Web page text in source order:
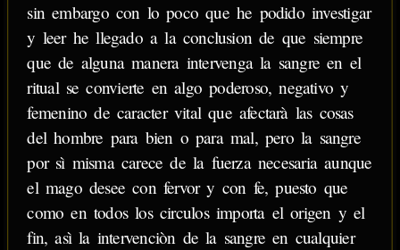
sin embargo con lo poco que he podido investigar
y leer he llegado a la conclusion de que siempre
que de alguna manera intervenga la sangre en el
ritual se convierte en algo poderoso, negativo y
femenino de caracter vital que afectarà las cosas
del hombre para bien o para mal, pero la sangre
por sì misma carece de la fuerza necesaria aunque
el mago desee con fervor y con fe, puesto que
como en todos los circulos importa el origen y el
fin, asì la intervenciòn de la sangre en cualquier